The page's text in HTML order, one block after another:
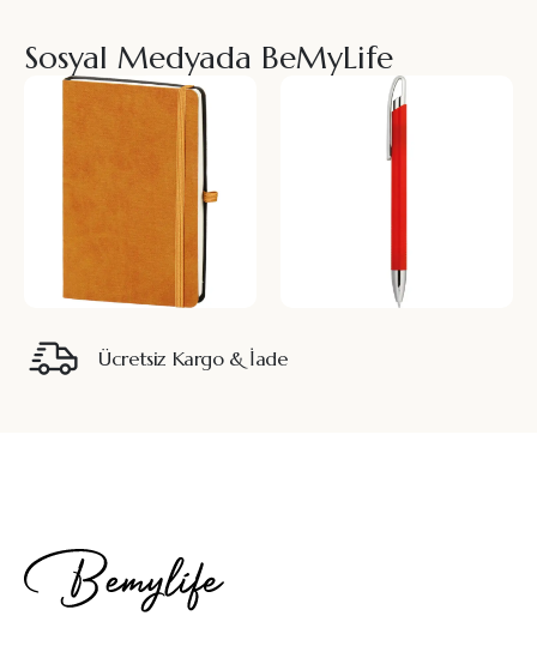
Sosyal Medyada BeMyLife
Ücretsiz Kargo & İade